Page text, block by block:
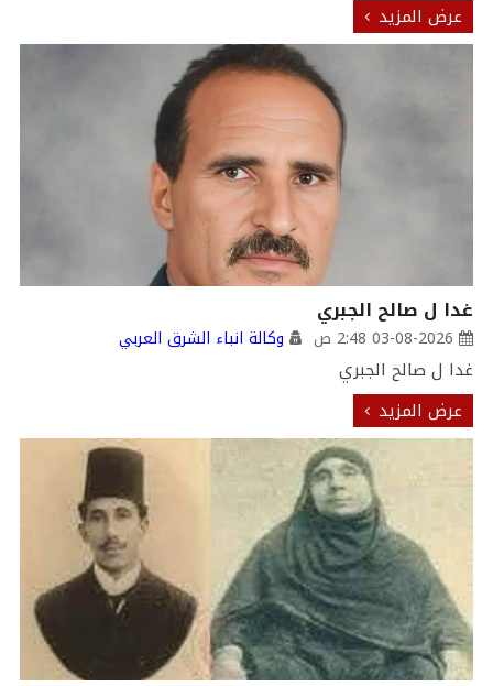
عرض المزيد
غدا ل صالح الجبري
03-08-2026 2:48 ص وكالة انباء الشرق العربي
غدا ل صالح الجبري
عرض المزيد